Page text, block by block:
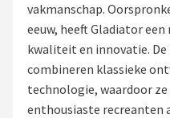
Fietsroutes
Kinderfietsen
Stadsfietsen
vakmanschap.
eeuw, heeft Gladiator
kwaliteit en innovatie.
combineren klassieke
technologie, waardoor
enthousiaste recreanten